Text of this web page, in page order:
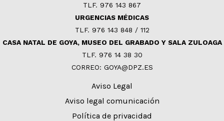
TLF. 976 143 867
URGENCIAS MÉDICAS
TLF. 976 143 848 / 112
CASA NATAL DE GOYA, MUSEO DEL GRABADO Y SALA ZULOAGA
TLF. 976 14 38 30
CORREO: GOYA@DPZ.ES
Aviso Legal
Aviso legal comunicación
Política de privacidad